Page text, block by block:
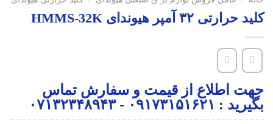
کلید حرارتی ۳۲ آمپر هیوندای HMMS-32K
جهت اطلاع از قیمت و سفارش تماس
بگیرید : ۰۹۱۷۳۱۵۱۶۲۱ - ۰۷۱۳۲۳۴۸۹۴۳